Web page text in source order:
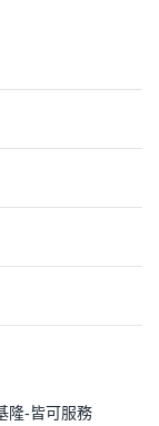
隆-皆可服務